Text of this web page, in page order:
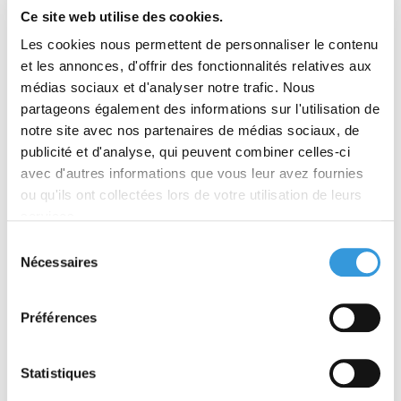
Ce site web utilise des cookies.
Les cookies nous permettent de personnaliser le contenu
et les annonces, d'offrir des fonctionnalités relatives aux
médias sociaux et d'analyser notre trafic. Nous
partageons également des informations sur l'utilisation de
notre site avec nos partenaires de médias sociaux, de
publicité et d'analyse, qui peuvent combiner celles-ci
avec d'autres informations que vous leur avez fournies
ou qu'ils ont collectées lors de votre utilisation de leurs
Nécessaires
Préférences
Statistiques
- 100 000 € volés à l’aide d’un drone dans un
distributeur de la Caisse d’Épargne
- Quelle prévention face aux ransomwares ?
- C’est arrivé
- Explosion de la Mède – Il y a 30 ans
- Incendie du Cocoanut Grove – Il y a 80 ans
DROIT
- Extinction et agents fluorés : réglementation et
perspectives
- Imprévisibilité du danger
DOSSIER
- Cérémonie d’ouverture : idée géniale ou folie
- Le défi de la surveillance humaine
- Les technologies en appui de la mobilisation